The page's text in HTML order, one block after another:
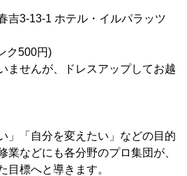
13-1 ホテル・イルパラッツ
ク500円)
ませんが、ドレスアップしてお越
」「自分を変えたい」などの目的
業などにも各分野のプロ集団が、
目標へと導きます。